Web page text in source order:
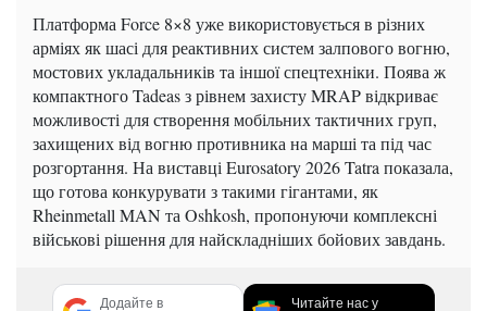
Платформа Force 8×8 уже використовується в різних
арміях як шасі для реактивних систем залпового вогню,
мостових укладальників та іншої спецтехніки. Поява ж
компактного Tadeas з рівнем захисту MRAP відкриває
можливості для створення мобільних тактичних груп,
захищених від вогню противника на марші та під час
розгортання. На виставці Eurosatory 2026 Tatra показала,
що готова конкурувати з такими гігантами, як
Rheinmetall MAN та Oshkosh, пропонуючи комплексні
військові рішення для найскладніших бойових завдань.
Додайте в Читайте нас у